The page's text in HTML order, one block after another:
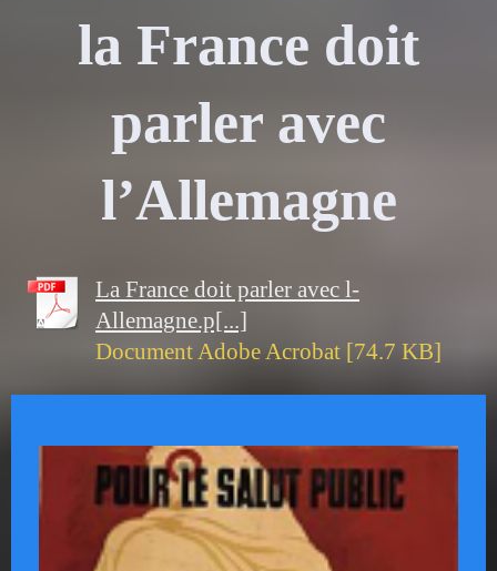
la France doit
parler avec
l’Allemagne
La France doit parler avec l-
Allemagne.p[...]
Document Adobe Acrobat [74.7 KB]